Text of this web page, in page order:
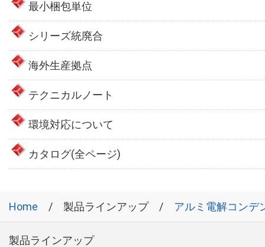
最小梱包単位
シリーズ統廃合
海外生産拠点
テクニカルノート
環境対応について
カタログ(全ページ)
Home 製品ラインアップ アルミ電解コンデ
製品ラインアップ